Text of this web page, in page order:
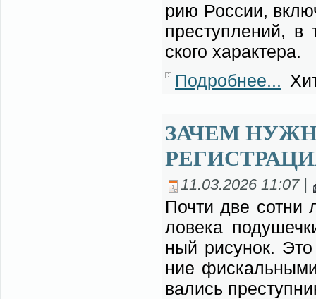
рию Рос­сии,
пре­ступ­ле­ний, в
ско­го ха­рак­те­ра.
Подробнее...
ЗАЧЕМ
11.03.2026 11:07 |
По­чти две сот­ни
ло­ве­ка
ный ри­су­нок.
ние
ва­лись